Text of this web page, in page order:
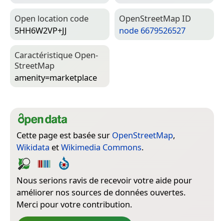
Open location code
5HH6W2VP+JJ
Open­Street­Map ID
node 6679526527
Caractéristique Open­
Street­Map
amenity=­marketplace
Cette page est basée sur OpenStreetMap,
Wikidata etWikimedia Commons.
Nous serions ravis de recevoir votre aide pour
améliorer nos sources de données ouvertes.
Merci pour votre contribution.